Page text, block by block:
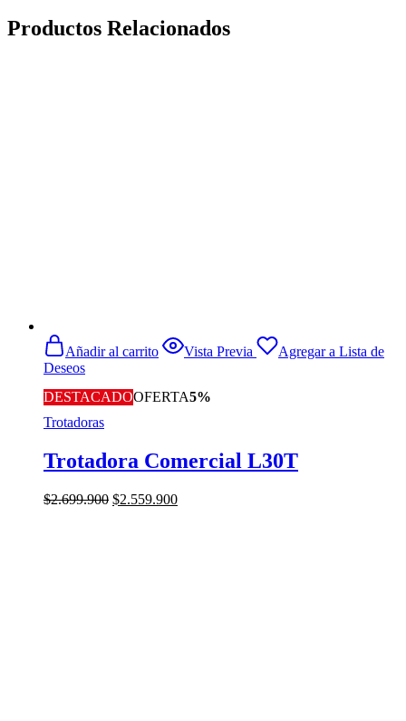
Productos Relacionados
DESTACADOOFERTA5%
Añadir al carrito Vista Previa
Agregar a Lista de
Deseos
Trotadoras
Trotadora Comercial L30T
$2.699.900 El
$2.559.900El